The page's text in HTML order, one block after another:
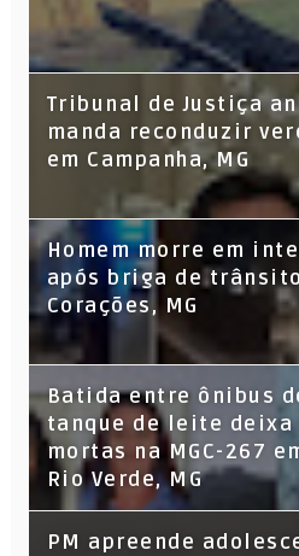
Tribunal de Justiça
manda reconduzir
em Campanha, MG
Homem morre em
após briga de
Corações, MG
Batida entre ônibus
tanque de leite deixa
mortas na MGC-267
Rio Verde, MG
PM apreende